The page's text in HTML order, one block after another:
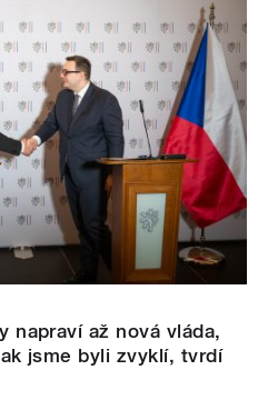
napraví až nová vláda,
jsme byli zvyklí, tvrdí